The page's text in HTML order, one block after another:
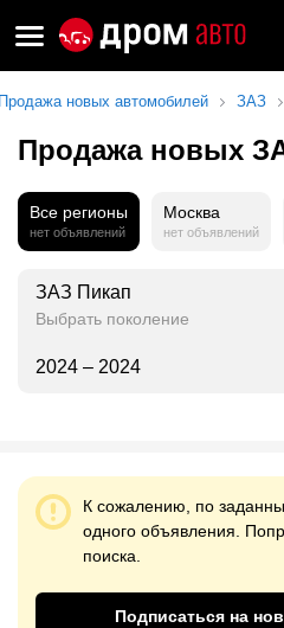
новых автомобилей ЗАЗ
Продажа новых
Все регионы
нет объявлений
Москва
нет объявлений
ЗАЗ Пикап
Выбрать поколение
2024 – 2024
К сожалению, по
одного объявления.
поиска.
Подписаться на